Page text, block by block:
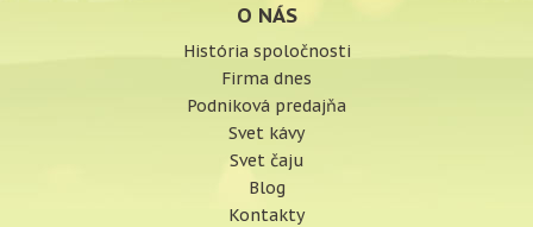
O NÁS
História spoločnosti
Firma dnes
Podniková predajňa
Svet kávy
Svet čaju
Blog
Kontakty